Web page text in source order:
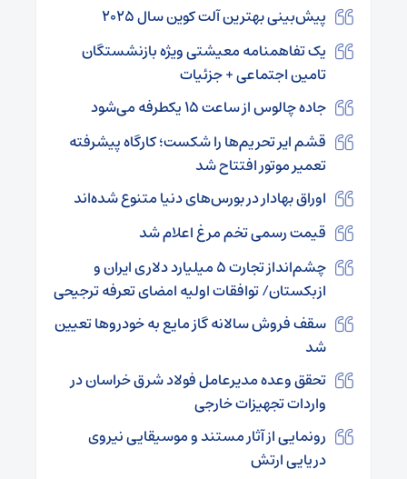
پیش‌بینی بهترین آلت کوین سال ۲۰۲۵
یک تفاهمنامه معیشتی ویژه بازنشستگان
تامین اجتماعی + جزئیات
جاده چالوس از ساعت ۱۵ یکطرفه می‌شود
قشم ایر تحریم‌ها را شکست؛ کارگاه پیشرفته
تعمیر موتور افتتاح شد
اوراق بهادار در بورس‌های دنیا متنوع شده‌اند
قیمت رسمی تخم مرغ اعلام شد
چشم‌انداز تجارت ۵ میلیارد دلاری ایران و
ازبکستان/ توافقات اولیه امضای تعرفه ترجیحی
سقف فروش سالانه گاز مایع به خودروها تعیین
شد
تحقق وعده مدیرعامل فولاد شرق خراسان در
واردات تجهیزات خارجی
رونمایی از آثار مستند و موسیقایی نیروی
دریایی ارتش